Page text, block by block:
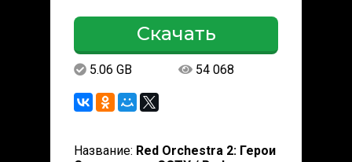
Скачать
5.06 GB 54 068
Название: Red Orchestra 2: Герои